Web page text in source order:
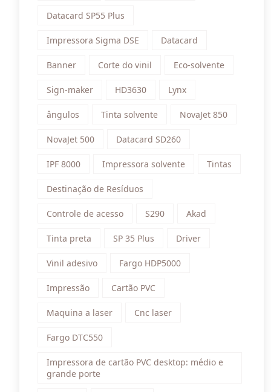
Datacard SP55 Plus
Impressora Sigma DSE Datacard
Banner Corte do vinil Eco-solvente
Sign-maker HD3630 Lynx
ângulos Tinta solvente NovaJet 850
NovaJet 500 Datacard SD260
IPF 8000 Impressora solvente Tintas
Destinação de Resíduos
Controle de acesso S290 Akad
Tinta preta SP 35 Plus Driver
Vinil adesivo Fargo HDP5000
Impressão Cartão PVC
Maquina a laser Cnc laser
Fargo DTC550
Impressora de cartão PVC desktop: médio e
grande porte